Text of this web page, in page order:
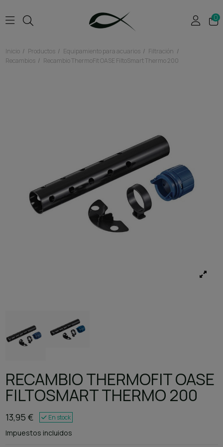
0
Inicio Productos Equipamiento para acuarios
Filtración
Recambios
Recambio ThermoFit OASE FiltoSmart Thermo 200
RECAMBIO THERMOFIT OASE
FILTOSMART THERMO 200
13,95 € En stock
Impuestos incluidos